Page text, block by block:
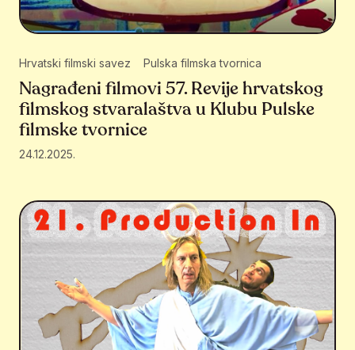
Hrvatski filmski savez Pulska filmska tvornica
Nagrađeni filmovi 57. Revije hrvatskog
filmskog stvaralaštva u Klubu Pulske
filmske tvornice
24.12.2025.